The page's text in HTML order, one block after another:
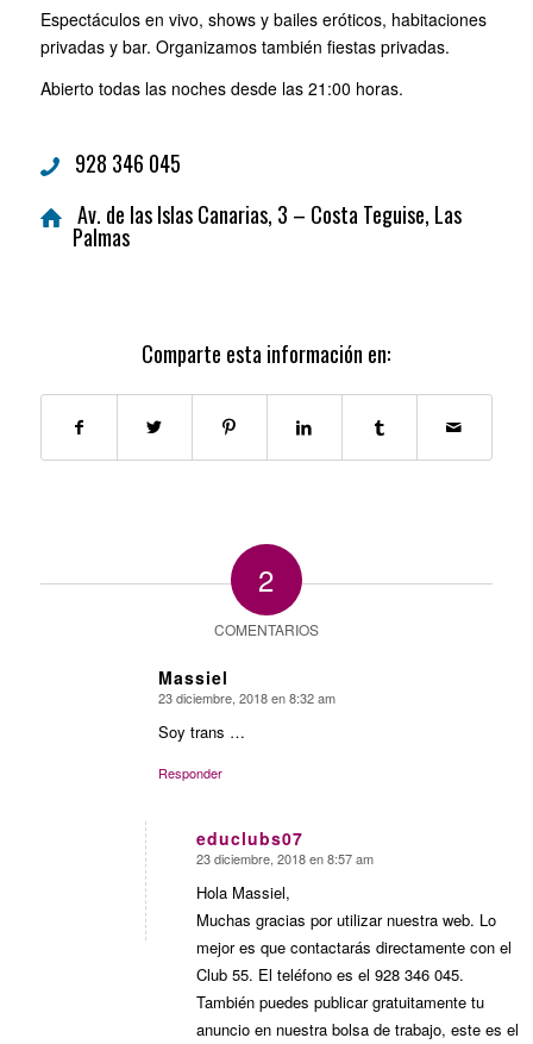
Espectáculos en vivo, shows y bailes eróticos, habitaciones
privadas y bar. Organizamos también fiestas privadas.
Abierto todas las noches desde las 21:00 horas.
928 346 045
Av. de las Islas Canarias, 3 – Costa Teguise, Las
Palmas
Comparte esta información en:
2
COMENTARIOS
Massiel
Dice:
23 diciembre, 2018 en 8:32 am
Soy trans …
Responder
educlubs07
Dice:
23 diciembre, 2018 en 8:57 am
Hola Massiel,
Muchas gracias por utilizar nuestra web. Lo
mejor es que contactarás directamente con el
Club 55. El teléfono es el 928 346 045.
También puedes publicar gratuitamente tu
anuncio en nuestra bolsa de trabajo, este es el